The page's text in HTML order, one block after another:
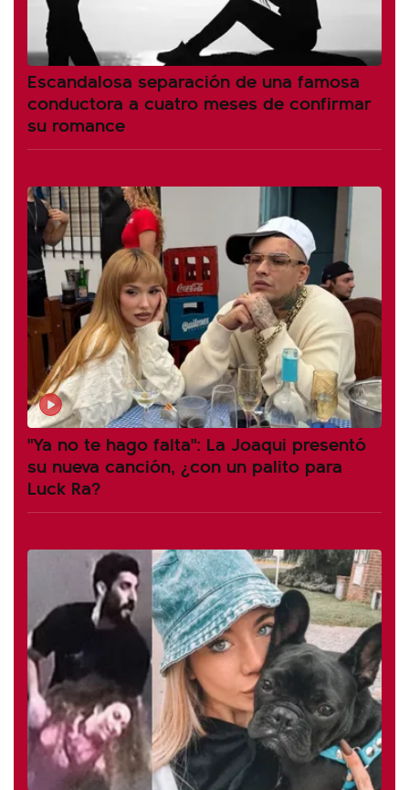
Escandalosa separación de una famosa
conductora a cuatro meses de confirmar
su romance
"Ya no te hago falta": La Joaqui presentó
su nueva canción, ¿con un palito para
Luck Ra?